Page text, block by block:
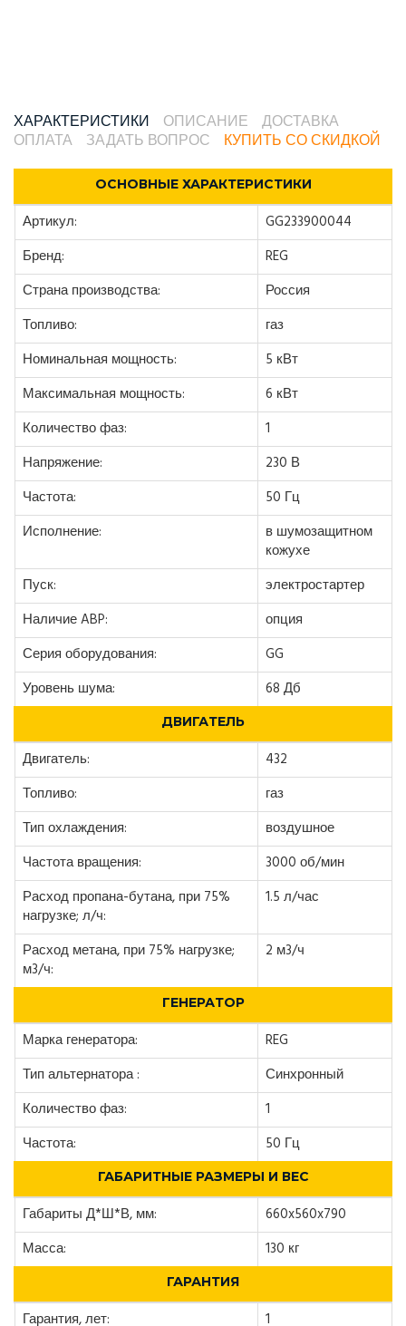
ХАРАКТЕРИСТИКИ ОПИСАНИЕ
ДОСТАВКА
ОПЛАТА
ЗАДАТЬ ВОПРОС КУПИТЬ СО СКИДКОЙ
ОСНОВНЫЕ ХАРАКТЕРИСТИКИ
Артикул:
GG233900044
Бренд:
REG
Страна производства:
Россия
Топливо:
газ
Номинальная мощность:
5 кВт
Максимальная мощность:
6 кВт
Количество фаз:
1
Напряжение:
230 В
Частота:
50 Гц
Исполнение:
в шумозащитном
кожухе
Пуск:
электростартер
Наличие ABP:
опция
Серия оборудования:
GG
Уровень шума:
68 Дб
ДВИГАТЕЛЬ
Двигатель:
432
Топливо:
газ
Тип охлаждения:
воздушное
Частота вращения:
3000 об/мин
Расход пропана-бутана, при 75%
нагрузке; л/ч:
1.5 л/час
Расход метана, при 75% нагрузке;
м3/ч:
2 м3/ч
ГЕНЕРАТОР
Марка генератора:
REG
Тип альтернатора :
Синхронный
Количество фаз:
1
Частота:
50 Гц
ГАБАРИТНЫЕ РАЗМЕРЫ И ВЕС
Габариты Д*Ш*В, мм:
660x560x790
Масса:
130 кг
ГАРАНТИЯ
Гарантия, лет: 1